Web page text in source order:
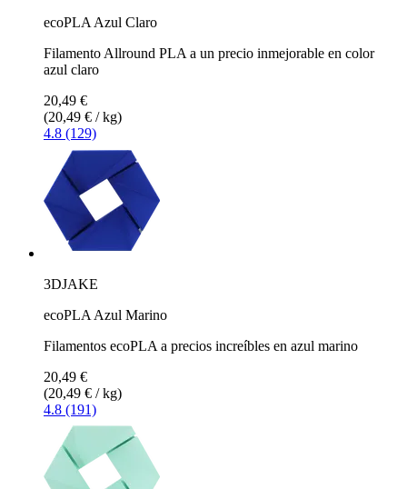
ecoPLA Azul Claro
Filamento Allround PLA a un precio inmejorable en color
azul claro
20,49 €
(20,49 € / kg)
4.8 (129)
3DJAKE
ecoPLA Azul Marino
Filamentos ecoPLA a precios increíbles en azul marino
20,49 €
(20,49 € / kg)
4.8 (191)